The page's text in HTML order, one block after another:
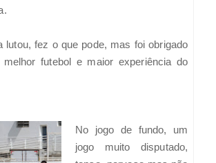
lutou, fez o que pode, mas foi obrigado
futebol e maior experiência do
No jogo de fundo, um
jogo muito disputado,